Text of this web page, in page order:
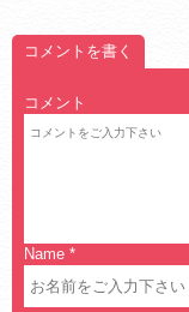
コメントを書く
コメント
Name *